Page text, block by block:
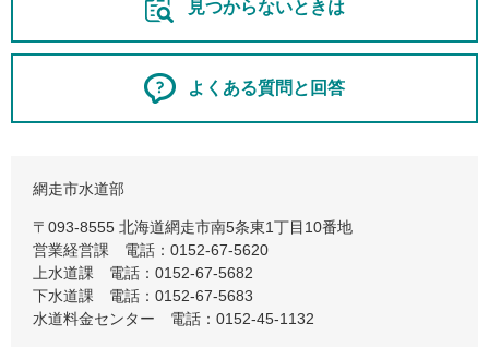
見つからないときは
よくある質問と回答
網走市水道部
〒093-8555 北海道網走市南5条東1丁目10番地
営業経営課 電話：0152-67-5620
上水道課 電話：0152-67-5682
​下水道課 電話：0152-67-5683
​水道料金センター 電話：0152-45-1132